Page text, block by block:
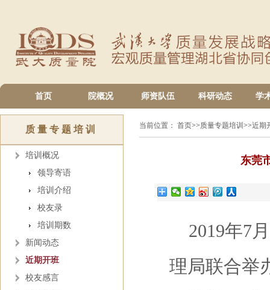
首页 院概况 师资队伍 科研动态 学
质量专题培训
培训概况
领导寄语
培训介绍
校友录
培训期数
新闻动态
近期开班
校友感言
当前位置： 首页>>质量专题培训 >>近期
东莞
2019年7
理局联合举